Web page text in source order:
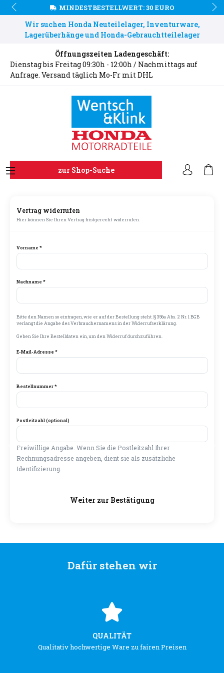
MINDESTBESTELLWERT: 30 EURO
Wir suchen Honda Neuteilelager, Inventurware,
Lagerüberhänge und Honda-Gebrauchtteilelager
Öffnungszeiten Ladengeschäft:
Dienstag bis Freitag 09:30h - 12:00h / Nachmittags auf
Anfrage. Versand täglich Mo-Fr mit DHL
zur Shop-Suche
Vertrag widerrufen
Hier können Sie Ihren Vertrag fristgerecht widerrufen.
Vorname *
Nachname *
Bitte den Namen so eintragen, wie er auf der Bestellung steht. § 356a Abs. 2 Nr. 1 BGB
verlangt die Angabe des Verbrauchernamens in der Widerrufserklärung.
Geben Sie Ihre Bestelldaten ein, um den Widerruf durchzuführen.
E-Mail-Adresse *
Bestellnummer *
Postleitzahl (optional)
Freiwillige Angabe. Wenn Sie die Postleitzahl Ihrer
Rechnungsadresse angeben, dient sie als zusätzliche
Identifizierung.
Weiter zur Bestätigung
Dafür stehen wir
QUALITÄT
Qualitativ hochwertige Ware zu fairen Preisen